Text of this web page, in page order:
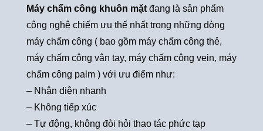
Máy chấm công khuôn mặtđang là sản phẩm
công nghệ chiếm ưu thế nhất trong những dòng
máy chấm công ( bao gồm máy chấm công thẻ,
máy chấm công vân tay, máy chấm công vein, máy
chấm công palm ) với ưu điểm như:
– Nhận diện nhanh
– Không tiếp xúc
– Tự động, không đòi hỏi thao tác phức tạp